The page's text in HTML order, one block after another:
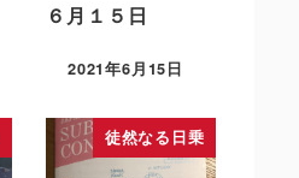
６月１５日
2021年6月15日
徒然なる日乗